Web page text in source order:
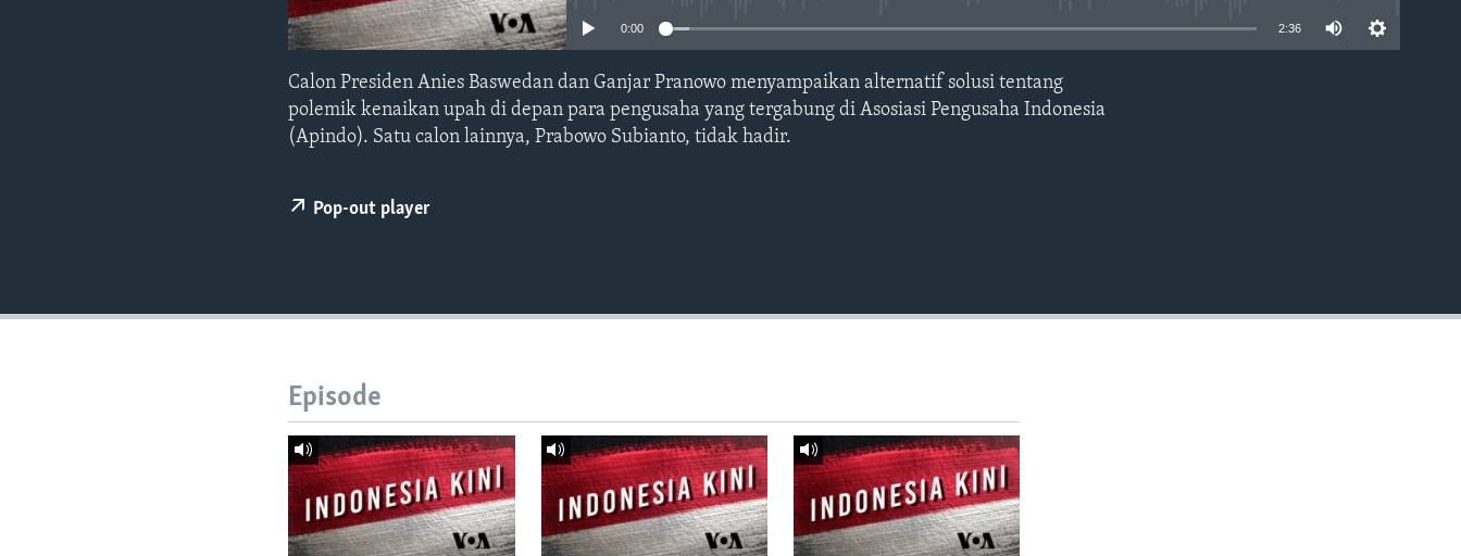
0:00 2:36
Calon Presiden Anies Baswedan dan Ganjar Pranowo menyampaikan alternatif solusi tentang
polemik kenaikan upah di depan para pengusaha yang tergabung di Asosiasi Pengusaha Indonesia
(Apindo). Satu calon lainnya, Prabowo Subianto, tidak hadir.
Pop-out player
Episode